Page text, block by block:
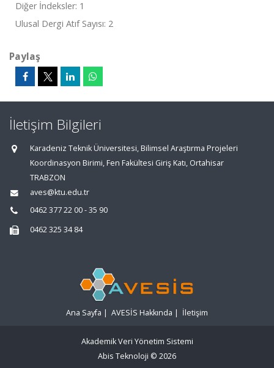
Diğer İndeksler: 1
Ulusal Dergi Atıf Sayısı: 2
Paylaş
İletişim Bilgileri
Karadeniz Teknik Üniversitesi, Bilimsel Araştırma Projeleri
Koordinasyon Birimi, Fen Fakültesi Giriş Katı, Ortahisar
TRABZON
aves@ktu.edu.tr
0462 377 22 00 - 35 90
0462 325 34 84
Ana Sayfa | AVESİS Hakkında | İletişim
Akademik Veri Yönetim Sistemi
Abis Teknoloji © 2026